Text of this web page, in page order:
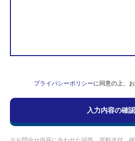
プライバシーポリシーに同意の上、